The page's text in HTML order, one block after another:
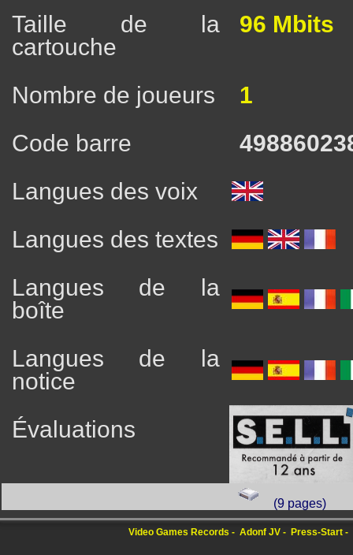
Taille de la
cartouche
96 Mbits
Nombre de joueurs
1
Code barre
Langues des voix
Langues des textes
Langues de la
boîte
Langues de la
notice
Évaluations
(9 pages)
Video Games Records Adonf JV Press-Start